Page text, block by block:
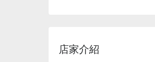
店家介紹